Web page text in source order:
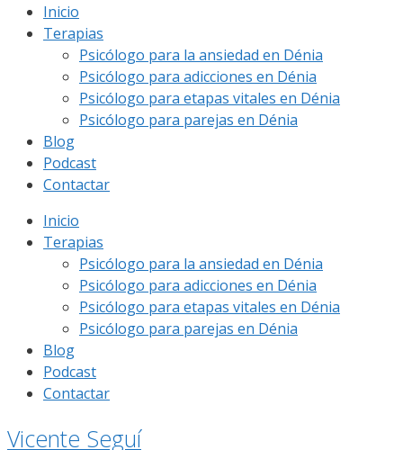
Inicio
Terapias
Psicólogo para la ansiedad en Dénia
Psicólogo para adicciones en Dénia
Psicólogo para etapas vitales en Dénia
Psicólogo para parejas en Dénia
Blog
Podcast
Contactar
Inicio
Terapias
Psicólogo para la ansiedad en Dénia
Psicólogo para adicciones en Dénia
Psicólogo para etapas vitales en Dénia
Psicólogo para parejas en Dénia
Blog
Podcast
Contactar
Vicente Seguí